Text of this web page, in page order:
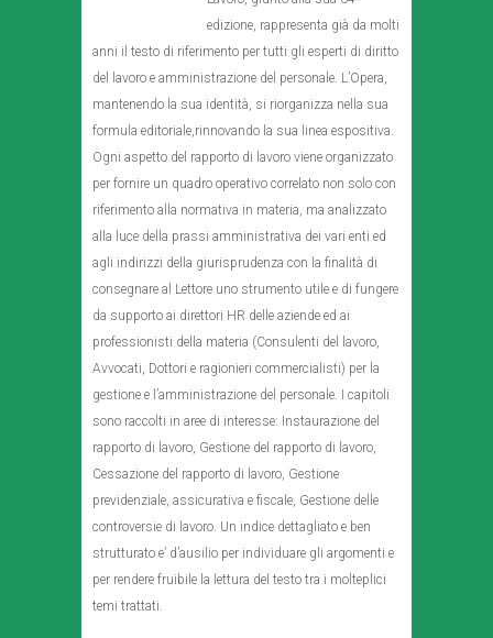
edizione, rappresenta già da molti
anni il testo di riferimento per tutti gli esperti di diritto
del lavoro e amministrazione del personale. L’Opera,
mantenendo la sua identità, si riorganizza nella sua
formula editoriale,rinnovando la sua linea espositiva.
Ogni aspetto del rapporto di lavoro viene organizzato
per fornire un quadro operativo correlato non solo con
riferimento alla normativa in materia, ma analizzato
alla luce della prassi amministrativa dei vari enti ed
agli indirizzi della giurisprudenza con la finalità di
consegnare al Lettore uno strumento utile e di fungere
da supporto ai direttori HR delle aziende ed ai
professionisti della materia (Consulenti del lavoro,
Avvocati, Dottori e ragionieri commercialisti) per la
gestione e l’amministrazione del personale. I capitoli
sono raccolti in aree di interesse: Instaurazione del
rapporto di lavoro, Gestione del rapporto di lavoro,
Cessazione del rapporto di lavoro, Gestione
previdenziale, assicurativa e fiscale, Gestione delle
controversie di lavoro. Un indice dettagliato e ben
strutturato e’ d’ausilio per individuare gli argomenti e
per rendere fruibile la lettura del testo tra i molteplici
temi trattati.